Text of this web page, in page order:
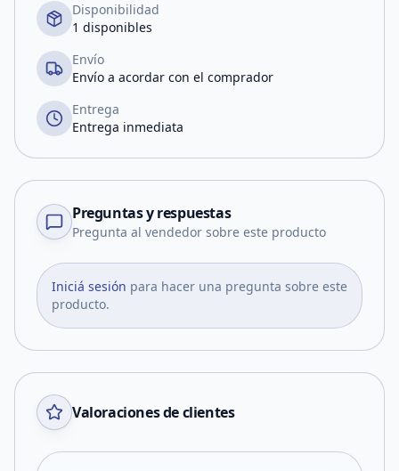
Disponibilidad
1 disponibles
Envío
Envío a acordar con el comprador
Entrega
Entrega inmediata
Preguntas y respuestas
Pregunta al vendedor sobre este producto
Iniciá sesión para hacer una pregunta sobre este
producto.
Valoraciones de clientes